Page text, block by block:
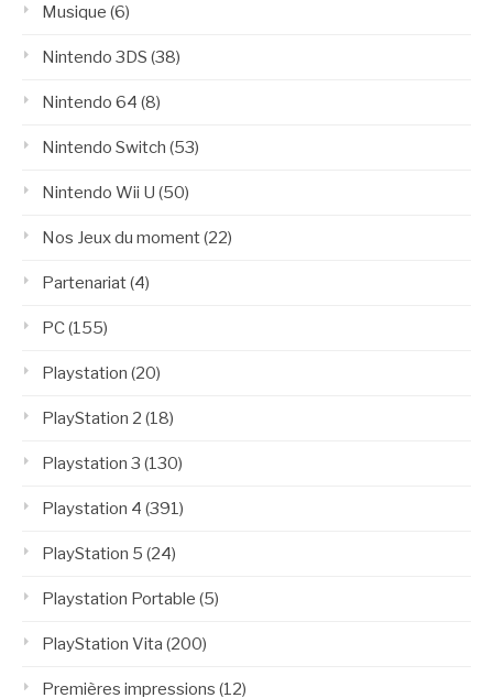
Musique (6)
Nintendo 3DS (38)
Nintendo 64 (8)
Nintendo Switch (53)
Nintendo Wii U (50)
Nos Jeux du moment(22)
Partenariat(4)
PC(155)
Playstation (20)
PlayStation 2 (18)
Playstation 3 (130)
Playstation 4 (391)
PlayStation 5 (24)
Playstation Portable (5)
PlayStation Vita (200)
Premières impressions (12)